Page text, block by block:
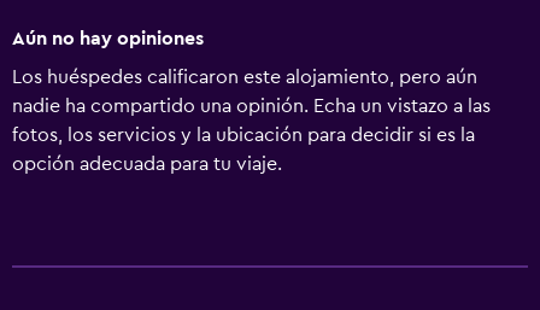
Aún no hay opiniones
Los huéspedes calificaron este alojamiento, pero aún
nadie ha compartido una opinión. Echa un vistazo a las
fotos, los servicios y la ubicación para decidir si es la
opción adecuada para tu viaje.